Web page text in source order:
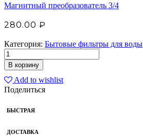
Магнитный преобразователь 3/4
280.00 ₽
Категория: Бытовые фильтры для воды
В корзину
Add to wishlist
Поделиться
БЫСТРАЯ
ДОСТАВКА